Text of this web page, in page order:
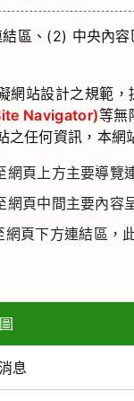
區、(2) 中央內容
網站設計之規範，
Navigator)等無
之任何資訊，本網
網頁上方主要導覽
網頁中間主要內容
網頁下方連結區，
息